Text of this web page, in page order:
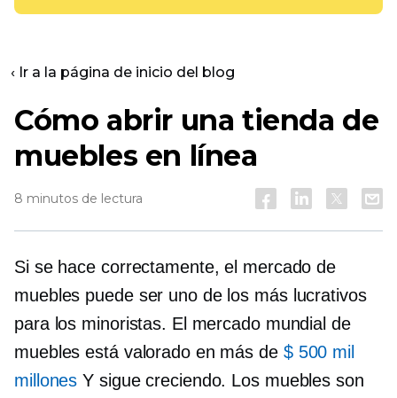
‹ Ir a la página de inicio del blog
Cómo abrir una tienda de
muebles en línea
8 minutos de lectura
Si se hace correctamente, el mercado de
muebles puede ser uno de los más lucrativos
para los minoristas. El mercado mundial de
muebles está valorado en más de $ 500 mil
millones Y sigue creciendo. Los muebles son